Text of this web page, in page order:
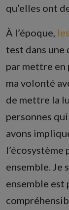
qu’elles ont
À l’époque,
test dans une
par mettre en
ma volonté
de mettre la
personnes
avons
ensemble. Je
ensemble est